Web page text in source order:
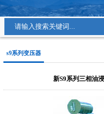
s9系列变压器
新S9系列三相油